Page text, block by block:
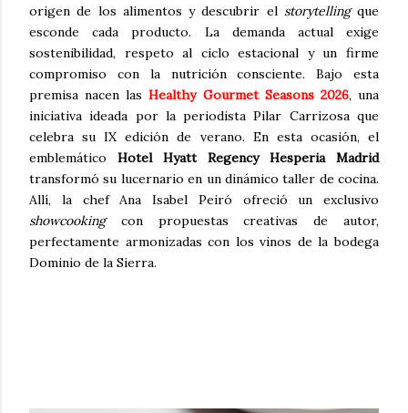
origen de los alimentos y descubrir el storytellingque
esconde cada producto. La demanda actual exige
sostenibilidad, respeto al ciclo estacional y un firme
compromiso con la nutrición consciente. Bajo esta
premisa nacen lasHealthy Gourmet Seasons 2026, una
iniciativa ideada por la periodista Pilar Carrizosa que
celebra su IX edición de verano. En esta ocasión, el
emblemático Hotel Hyatt Regency Hesperia Madrid
transformó su lucernario en un dinámico taller de cocina.
Allí, la chef Ana Isabel Peiró ofreció un exclusivo
showcookingcon propuestas creativas de autor,
perfectamente armonizadas con los vinos de la bodega
Dominio de la Sierra.